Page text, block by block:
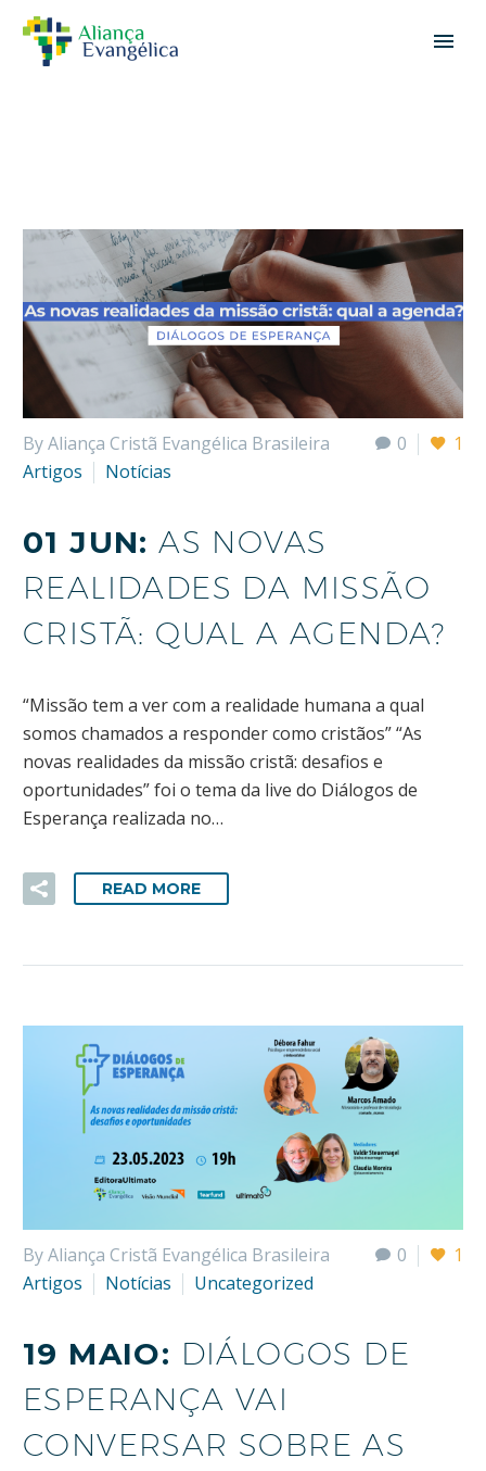
0 1
By Aliança Cristã Evangélica Brasileira
Artigos
Notícias
01 JUN:AS NOVAS
REALIDADES DA MISSÃO
CRISTÃ: QUAL A AGENDA?
“Missão tem a ver com a realidade humana a qual
somos chamados a responder como cristãos” “As
novas realidades da missão cristã: desafios e
oportunidades” foi o tema da live do Diálogos de
Esperança realizada no…
READ MORE
0 1
By Aliança Cristã Evangélica Brasileira
Artigos
Notícias Uncategorized
19 MAIO: DIÁLOGOS DE
ESPERANÇA VAI
CONVERSAR SOBRE AS